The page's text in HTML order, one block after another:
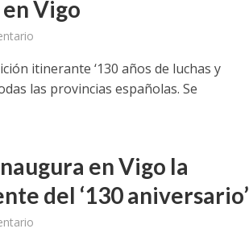
en Vigo
itinerante ‘130 años de luchas y
las provincias españolas. Se
en Vigo la
del ‘130 aniversario’